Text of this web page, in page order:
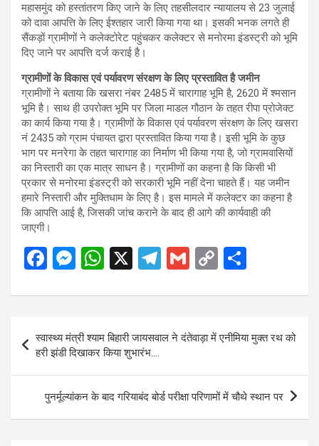
महासमुंद को हस्तांतरण किए जाने के लिए तहसीलदार न्यायालय से 23 जुलाई
को दावा आपत्ति के लिए ईश्तहार जारी किया गया था। इसकी भनक लगते ही
सैंकड़ों ग्रामीणों ने कलेक्टोरेट पहुंचकर कलेक्टर से मनोरमा इंडस्ट्री को भूमि
दिए जाने पर आपत्ति दर्ज कराई है।
ग्रामीणों के विकास एवं पर्यावरण संरक्षण के लिए प्रस्तावित है जमीन
ग्रामीणों ने बताया कि खसरा नंबर 2485 में चारागाह भूमि है, 2620 में श्मसान
भूमि है। साथ ही उपरोक्त भूमि पर जिला माडल गौठान के तहत रीपा प्रोजेक्ट
का कार्य किया गया है। ग्रामीणों के विकास एवं पर्यावरण संरक्षण के लिए खसरा
नं 2435 को ग्राम पंचायत द्वारा प्रस्तावित किया गया है। इसी भूमि के कुछ
भाग पर मनरेगा के तहत चारागाह का निर्माण भी किया गया है, जो ग्रामवासियों
का निस्तारी का एक मात्र साधन है। ग्रामीणों का कहना है कि किसी भी
प्रकार से मनोरमा इंडस्ट्री को सरकारी भूमि नहीं देना चाहते हैं। यह जमीन
हमारे निस्तारी और मुक्तिधाम के लिए है। इस मामले में कलेक्टर का कहना है
कि आपत्ति आई है, जिसकी जांच कराने के बाद ही आगे की कार्यवाही की
जाएगी।
F
ce
o
o
k
M
se
n
g
er
W
at
s
A
p
p
X
T
e
gr
a
m
G
ail
C
py
Li
n
k
ar
navigation
स्वास्थ्य मंत्री श्याम बिहारी जायसवाल ने दंतेवाड़ा में एनीमिया मुक्त रथ को
हरी झंडी दिखाकर किया शुभारंभ….
पुनर्मूल्यांकन के बाद गरियाबंद बोर्ड परीक्षा परिणामों में चौथे स्थान पर